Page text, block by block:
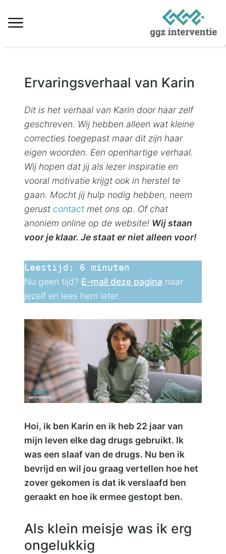
Informatie over verslaving
Ervaringsverhalen
Kosten & vergoedingen
Locaties behandeling
Interventie naaste
Informatieve artikelen
Vacatures
Contact
Ervaringsverhaal van Karin
Dit is het verhaal van Karin door haar zelf
geschreven. Wij hebben alleen wat kleine
correcties toegepast maar dit zijn haar
eigen woorden. Een openhartige verhaal.
Wij hopen dat jij als lezer inspiratie en
vooral motivatie krijgt ook in herstel te
gaan. Mocht jij hulp nodig hebben, neem
gerust contact met ons op. Of chat
anoniem online op de website! Wij staan
voor je klaar. Je staat er niet alleen voor!
Leestijd: 6 minuten
Nu geen tijd? E-mail deze pagina naar
jezelf en lees hem later.
Hoi, ik ben Karin en ik heb 22 jaar van
mijn leven elke dag drugs gebruikt. Ik
was een slaaf van de drugs. Nu ben ik
bevrijd en wil jou graag vertellen hoe het
zover gekomen is dat ik verslaafd ben
geraakt en hoe ik ermee gestopt ben.
Als klein meisje was ik erg
ongelukkig